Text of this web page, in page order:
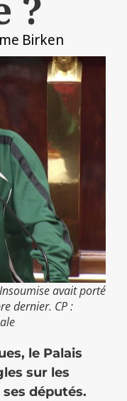
?
Birken
avait porté
dernier. CP :
le Palais
sur les
députés.